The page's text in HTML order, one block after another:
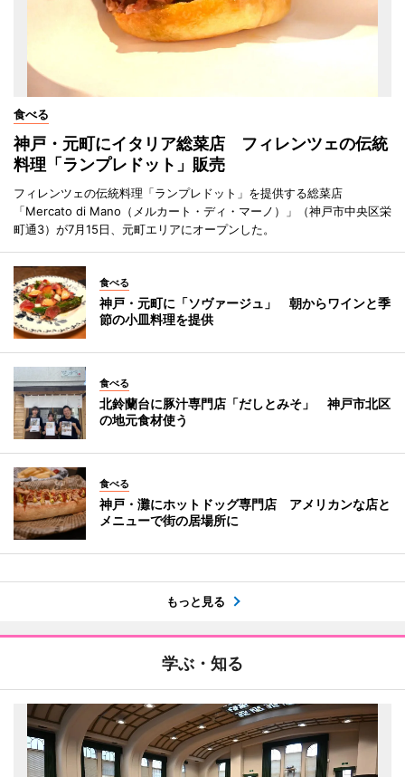
食べる
神戸・元町にイタリア総菜店 フィレンツェの伝統
料理「ランプレドット」販売
フィレンツェの伝統料理「ランプレドット」を提供する総菜店
「Mercato di Mano（メルカート・ディ・マーノ）」（神戸市中央区栄
町通3）が7月15日、元町エリアにオープンした。
食べる
神戸・元町に「ソヴァージュ」 朝からワインと季
節の小皿料理を提供
食べる
北鈴蘭台に豚汁専門店「だしとみそ」 神戸市北区
の地元食材使う
食べる
神戸・灘にホットドッグ専門店 アメリカンな店と
メニューで街の居場所に
もっと見る
学ぶ・知る